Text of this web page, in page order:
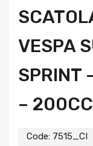
VESPA
SPRINT
– 200CC
Code: 7515_CI